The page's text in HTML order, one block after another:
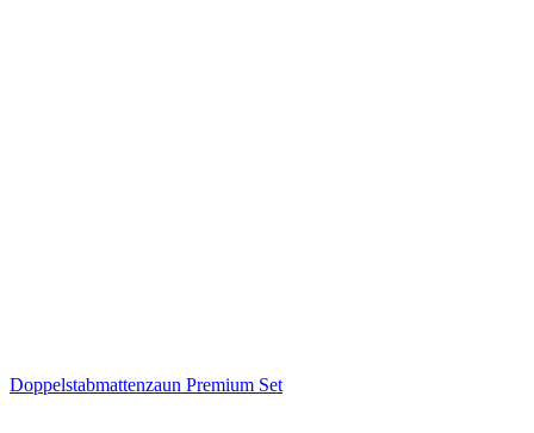
Doppelstabmattenzaun Premium Set